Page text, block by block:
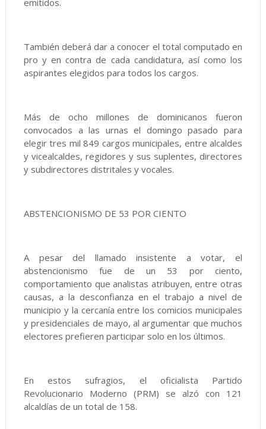
emitidos.
También deberá dar a conocer el total computado en
pro y en contra de cada candidatura, así como los
aspirantes elegidos para todos los cargos.
Más de ocho millones de dominicanos fueron
convocados a las urnas el domingo pasado para
elegir tres mil 849 cargos municipales, entre alcaldes
y vicealcaldes, regidores y sus suplentes, directores
y subdirectores distritales y vocales.
ABSTENCIONISMO DE 53 POR CIENTO
A pesar del llamado insistente a votar, el
abstencionismo fue de un 53 por ciento,
comportamiento que analistas atribuyen, entre otras
causas, a la desconfianza en el trabajo a nivel de
municipio y la cercanía entre los comicios municipales
y presidenciales de mayo, al argumentar que muchos
electores prefieren participar solo en los últimos.
En estos sufragios, el oficialista Partido
Revolucionario Moderno (PRM) se alzó con 121
alcaldías de un total de 158.